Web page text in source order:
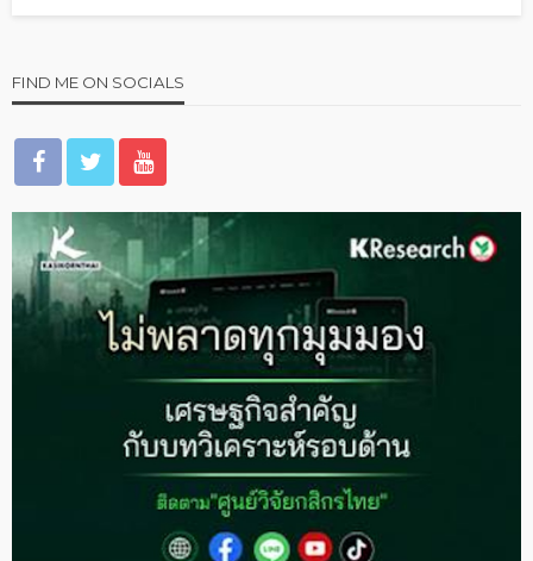
FIND ME ON SOCIALS